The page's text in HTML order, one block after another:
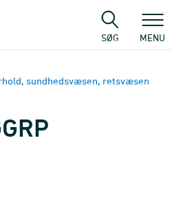
SØG MENU
sundhedsvæsen, retsvæsen